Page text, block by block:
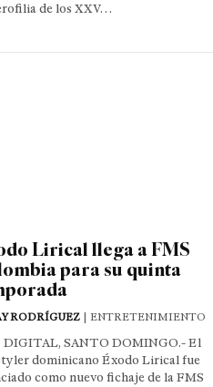
de los XXV…
Lirical llega a FMS
para su quinta
RODRÍGUEZ| ENTRETENIMIENTO
DIGITAL, SANTO DOMINGO.- El
dominicano Éxodo Lirical fue
como nuevo fichaje de la FMS